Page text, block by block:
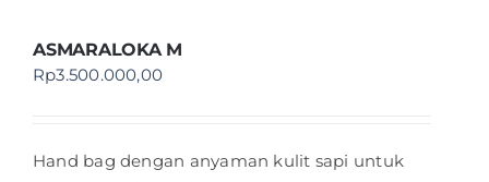
ASMARALOKA M
Rp3.500.000,00
Hand bag dengan anyaman kulit sapi untuk